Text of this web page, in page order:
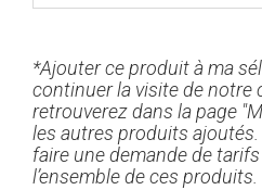
*Ajouter ce produit à ma
continuer la visite de notre
retrouverez dans la page
les autres produits
faire une demande de
l’ensemble de ces produits.